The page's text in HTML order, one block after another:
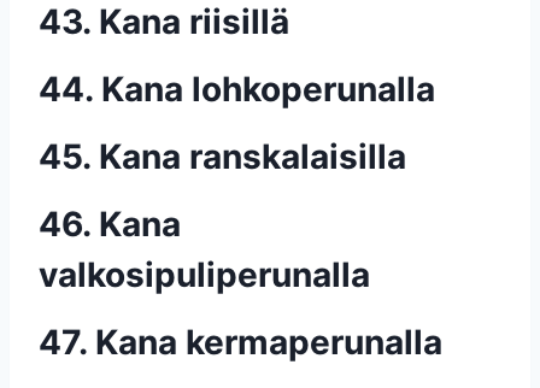
43. Kana riisillä
44. Kana lohkoperunalla
45. Kana ranskalaisilla
46. Kana
valkosipuliperunalla
47. Kana kermaperunalla